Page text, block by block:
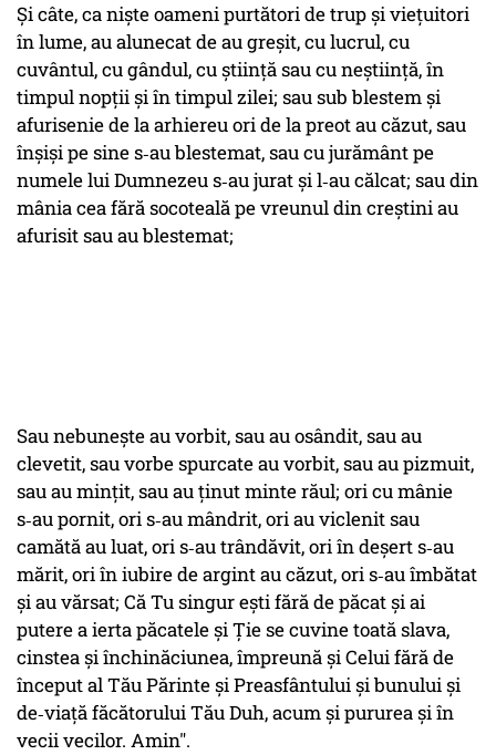
Şi câte, ca nişte oameni purtători de trup şi vieţuitori
în lume, au alunecat de au greşit, cu lucrul, cu
cuvântul, cu gândul, cu ştiinţă sau cu neştiinţă, în
timpul nopţii şi în timpul zilei; sau sub blestem şi
afurisenie de la arhiereu ori de la preot au căzut, sau
înşişi pe sine s‑au blestemat, sau cu jurământ pe
numele lui Dumnezeu s‑au jurat şi l‑au călcat; sau din
mânia cea fără socoteală pe vreunul din creştini au
afurisit sau au blestemat;
Sau nebuneşte au vorbit, sau au osândit, sau au
clevetit, sau vorbe spurcate au vorbit, sau au pizmuit,
sau au minţit, sau au ţinut minte răul; ori cu mânie
s‑au pornit, ori s‑au mândrit, ori au viclenit sau
camătă au luat, ori s‑au trândăvit, ori în deşert s‑au
mărit, ori în iubire de argint au căzut, ori s‑au îmbătat
şi au vărsat; Că Tu singur eşti fără de păcat şi ai
putere a ierta păcatele şi Ţie se cuvine toată slava,
cinstea şi închinăciunea, împreună şi Celui fără de
început al Tău Părinte şi Preasfântului şi bunului şi
de‑viaţă făcătorului Tău Duh, acum şi pururea şi în
vecii vecilor. Amin".